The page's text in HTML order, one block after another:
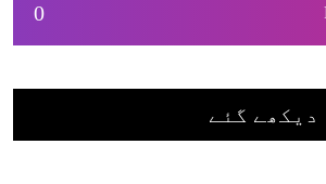
0
دیکھے گئے